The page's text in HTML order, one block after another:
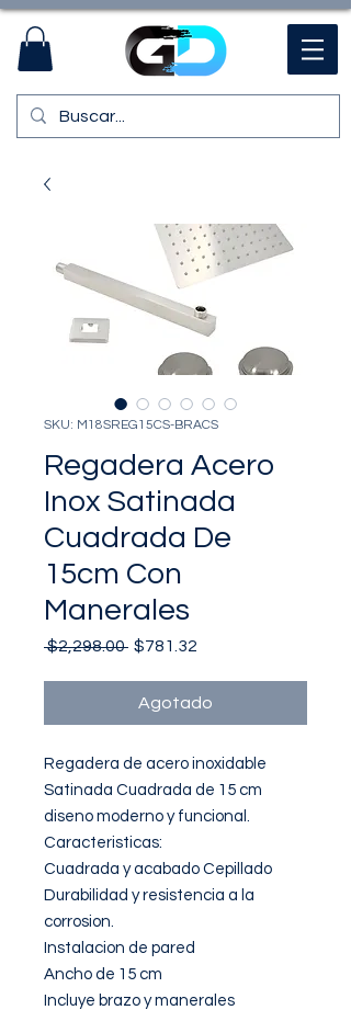
SKU: M18SREG15CS-BRACS
Regadera Acero
Inox Satinada
Cuadrada De
15cm Con
Manerales
$2,298.00 Precio
$781.32
oferta
Agotado
Regadera de acero inoxidable
Satinada Cuadrada de 15 cm
diseno moderno y funcional.
Caracteristicas:
Cuadrada y acabado Cepillado
Durabilidad y resistencia a la
corrosion.
Instalacion de pared
Ancho de 15 cm
Incluye brazo y manerales